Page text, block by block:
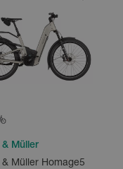
& Müller
& Müller Homage5